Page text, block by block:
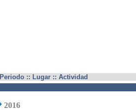
Periodo :: Lugar :: Actividad
2016